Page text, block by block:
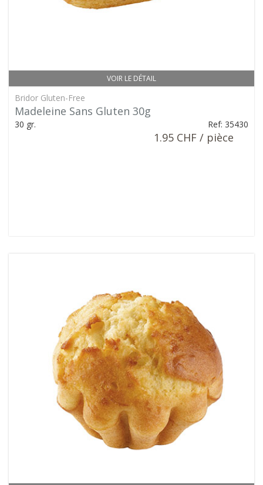
VOIR LE DÉTAIL
Bridor Gluten-Free
Madeleine Sans Gluten 30g
30 gr. Ref: 35430
1.95 CHF / pièce